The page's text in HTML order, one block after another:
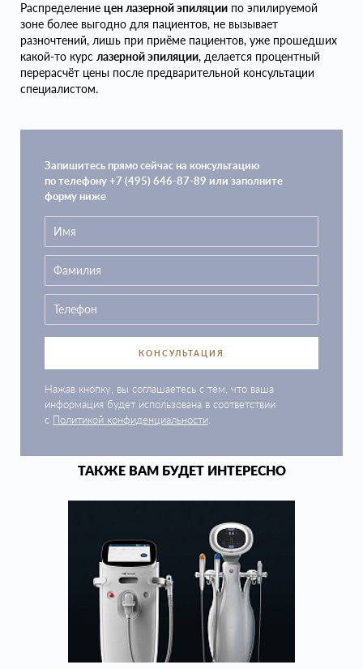
Распределение цен лазерной эпиляции по эпилируемой
зоне более выгодно для пациентов, не вызывает
разночтений, лишь при приёме пациентов, уже прошедших
какой-то курс лазерной эпиляции, делается процентный
перерасчёт цены после предварительной консультации
специалистом.
Запишитесь прямо сейчас на консультацию
по телефону +7 (495) 646-87-89 или заполните
форму ниже
КОНСУЛЬТАЦИЯ
Нажав кнопку, вы соглашаетесь с тем, что ваша
информация будет использована в соответствии
с Политикой конфиденциальности
ТАКЖЕ ВАМ БУДЕТ ИНТЕРЕСНО